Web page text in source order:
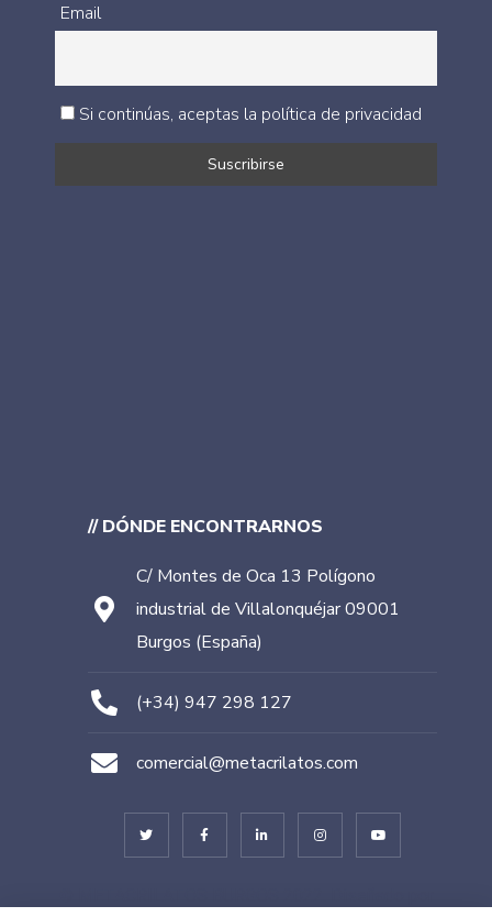
Email
Si continúas, aceptas la política de privacidad
// DÓNDE ENCONTRARNOS
C/ Montes de Oca 13 Polígono
industrial de Villalonquéjar 09001
Burgos (España)
(+34) 947 298 127
comercial@metacrilatos.com